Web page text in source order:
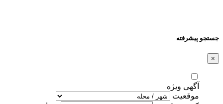
جستجو پیشرفته
×
آگهی ویژه
موقعیت